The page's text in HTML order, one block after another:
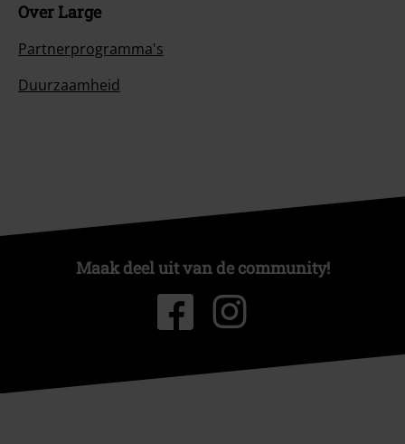
Over Large
Partnerprogramma's
Duurzaamheid
Maak deel uit van de community!